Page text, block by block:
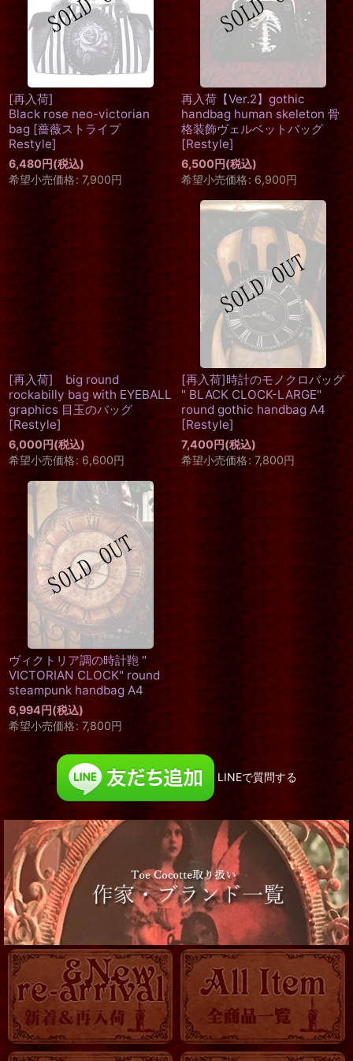
[再入荷]
Black rose neo-victorian
bag [薔薇ストライプ
Restyle]
6,480円(税込)
希望小売価格: 7,900円
再入荷【Ver.2】gothic
handbag human skeleton 骨
格装飾ヴェルベットバッグ
[Restyle]
6,500円(税込)
希望小売価格: 6,900円
[再入荷] big round
rockabilly bag with EYEBALL
graphics 目玉のバッグ
[Restyle]
6,000円(税込)
希望小売価格: 6,600円
[再入荷]時計のモノクロバッグ
" BLACK CLOCK-LARGE"
round gothic handbag A4
[Restyle]
7,400円(税込)
希望小売価格: 7,800円
ヴィクトリア調の時計鞄 "
VICTORIAN CLOCK" round
steampunk handbag A4
6,994円(税込)
希望小売価格: 7,800円
LINEで質問する